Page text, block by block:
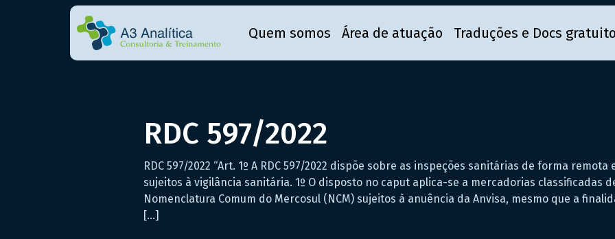
Quem somos Área de atuação Traduções e Docs
RDC 597/2022
RDC 597/2022 “Art. 1º A RDC 597/2022 dispõe sobre as inspeções sanitárias de forma
sujeitos à vigilância sanitária. 1º O disposto no caput aplica-se a mercadorias classificadas
Nomenclatura Comum do Mercosul (NCM) sujeitos à anuência da Anvisa, mesmo que a
[…]